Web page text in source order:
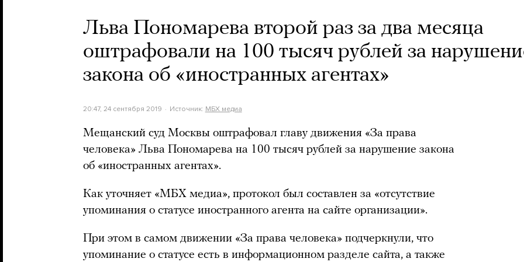
Льва Пономарева второй раз за два месяца
оштрафовали на 100 тысяч рублей за
закона об «иностранных агентах»
20:47, 24 сентября 2019 Источник: МБХ медиа
Мещанский суд Москвы оштрафовал главу движения «За права
человека» Льва Пономарева на 100 тысяч рублей за нарушение закона
об «иностранных агентах».
Как уточняет «МБХ медиа», протокол был составлен за «отсутствие
упоминания о статусе иностранного агента на сайте организации».
При этом в самом движении «За права человека» подчеркнули, что
упоминание о статусе есть в информационном разделе сайта, а также